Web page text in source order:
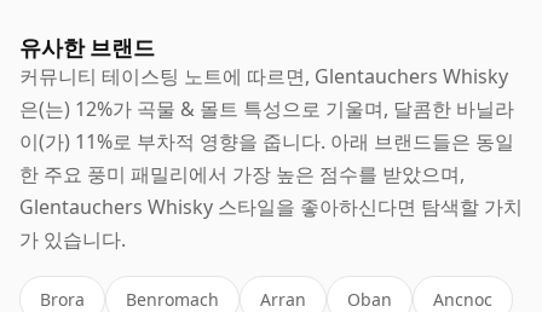
유사한 브랜드
커뮤니티 테이스팅 노트에 따르면, Glentauchers Whisky
은(는) 12%가 곡물 & 몰트 특성으로 기울며, 달콤한 바닐라
이(가) 11%로 부차적 영향을 줍니다. 아래 브랜드들은 동일
한 주요 풍미 패밀리에서 가장 높은 점수를 받았으며,
Glentauchers Whisky 스타일을 좋아하신다면 탐색할 가치
가 있습니다.
Brora Benromach Arran Oban Ancnoc